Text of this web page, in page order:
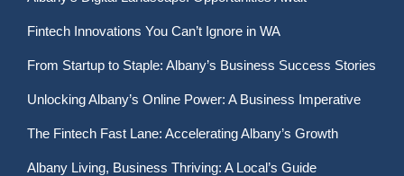
Fintech Innovations You Can’t Ignore in WA
From Startup to Staple: Albany’s Business Success Stories
Unlocking Albany’s Online Power: A Business Imperative
The Fintech Fast Lane: Accelerating Albany’s Growth
Albany Living, Business Thriving: A Local’s Guide